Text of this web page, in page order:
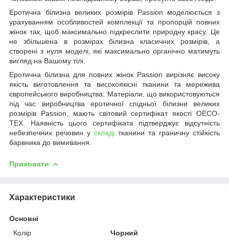
Еротична білизна великих розмірів Passion моделюється з
урахуванням особливостей комплекції та пропорцій повних
жінок так, щоб максимально підкреслити природну красу. Це
не збільшена в розмірах білизна класичних розмірів, а
створені з нуля моделі, які максимально органічно матимуть
вигляд на Вашому тілі.
Еротична білизна для повних жінок Passion вирізняє високу
якість виготовлення та високоякісні тканини та мережива
європейського виробництва. Матеріали, що використовуються
під час виробництва еротичної спідньої білизни великих
розмірів Passion, мають світовий сертифікат якості OECO-
TEX. Наявність цього сертифіката підтверджує відсутність
небезпечних речовин у складі тканини та граничну стійкість
барвника до вимивання.
Приховати
Характеристики
Основні
Колір
Чорний